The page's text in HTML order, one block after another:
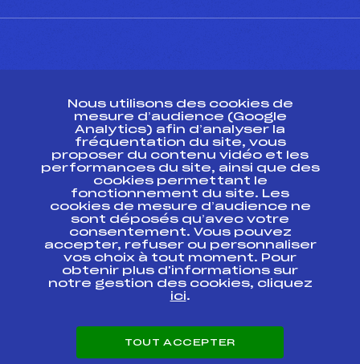
ESPACE PRESSE
Ressources
Pass’Neige
Projet sportif fédéral
Projet de performance fédéral
Antidopage
Pôle Développement, Formation, Suivi
Scientifique
Listes ministérielles
Pôle vie de l’athlète
Carrières
Nous utilisons des cookies de
mesure d’audience (Google
Analytics) afin d’analyser la
fréquentation du site, vous
proposer du contenu vidéo et les
performances du site, ainsi que des
cookies permettant le
fonctionnement du site. Les
cookies de mesure d’audience ne
sont déposés qu’avec votre
consentement. Vous pouvez
accepter, refuser ou personnaliser
vos choix à tout moment. Pour
obtenir plus d'informations sur
notre gestion des cookies, cliquez
ici.
TOUT ACCEPTER